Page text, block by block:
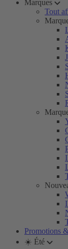
Marques
Tout
Promotions
☀️ Été